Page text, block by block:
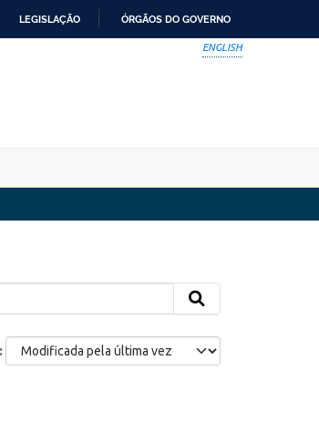
LEGISLAÇÃO ÓRGÃOS DO GOVERNO
ENGLISH